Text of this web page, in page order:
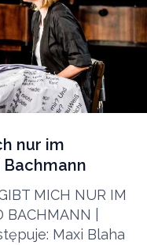
nur im
MICH NUR IM
BACHMANN |
Maxi Blaha